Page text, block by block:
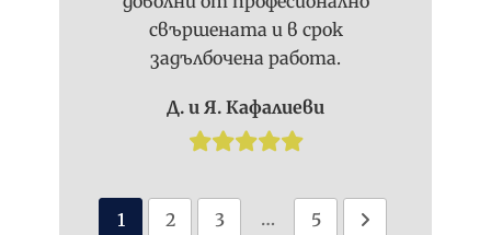
свършената и в срок
задълбочена работа.
Д. и Я. Кафалиеви
1 2 3 … 5